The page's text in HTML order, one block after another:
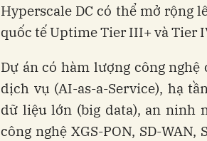
Hyperscale DC có thể mở rộng
quốc tế Uptime Tier III+ và Tier
Dự án có hàm lượng công
dịch vụ (AI-as-a-Service), hạ
dữ liệu lớn (big data), an ninh
công nghệ XGS-PON, SD-WAN,